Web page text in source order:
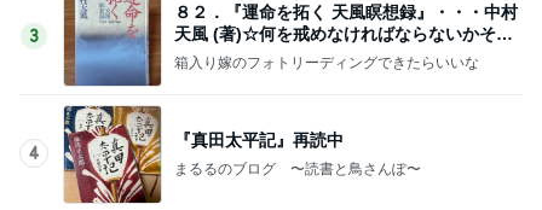
3
８２．『運命を拓く 天風瞑想録』・・・中村
天風 (著)☆何を戒めなければならないかそれ
は“恐怖”
箱入り嫁のフォトリーディングできたらいいな
4
『真田太平記』再読中
まるるのブログ 〜読書と鳥さんぽ〜